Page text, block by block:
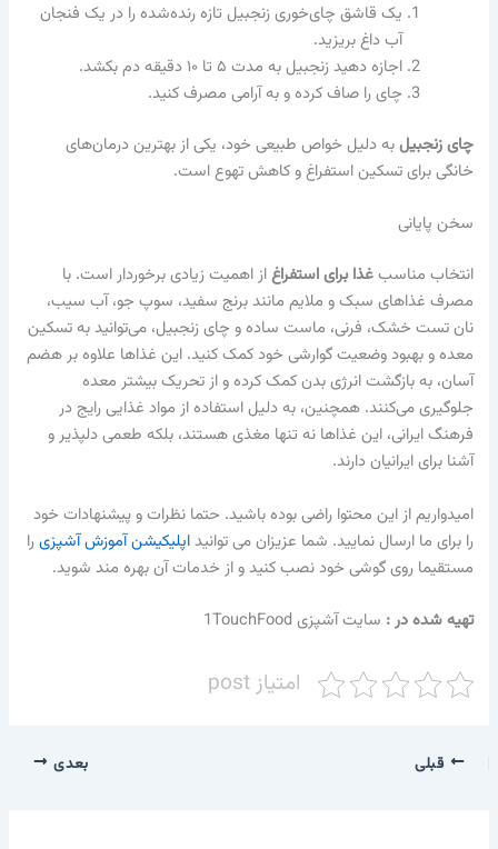
یک قاشق چای‌خوری زنجبیل تازه رنده‌شده را در یک فنجان
آب داغ بریزید.
اجازه دهید زنجبیل به مدت ۵ تا ۱۰ دقیقه دم بکشد.
چای را صاف کرده و به آرامی مصرف کنید.
چای زنجبیلبه دلیل خواص طبیعی خود، یکی از بهترین درمان‌های
خانگی برای تسکین استفراغ و کاهش تهوع است.
سخن پایانی
انتخاب مناسبغذا برای استفراغاز اهمیت زیادی برخوردار است. با
مصرف غذاهای سبک و ملایم مانند برنج سفید، سوپ جو، آب سیب،
نان تست خشک، فرنی، ماست ساده و چای زنجبیل، می‌توانید به تسکین
معده و بهبود وضعیت گوارشی خود کمک کنید. این غذاها علاوه بر هضم
آسان، به بازگشت انرژی بدن کمک کرده و از تحریک بیشتر معده
جلوگیری می‌کنند. همچنین، به دلیل استفاده از مواد غذایی رایج در
فرهنگ ایرانی، این غذاها نه تنها مغذی هستند، بلکه طعمی دلپذیر و
آشنا برای ایرانیان دارند.
امیدواریم از این محتوا راضی بوده باشید. حتما نظرات و پیشنهادات خود
را برای ما ارسال نمایید. شما عزیزان می توانیداپلیکیشن آموزش آشپزیرا
مستقیما روی گوشی خود نصب کنید و از خدمات آن بهره مند شوید.
تهیه شده در :‌ سایت آشپزی 1TouchFood
امتیاز post
قبلی بعدی